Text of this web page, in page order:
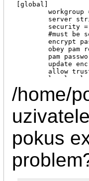
[global]
workgroup
server
security
#must be
encrypt
obey pam
pam
update
allow
log level
[pokus]
path = /
valid
admin
/home/
pokus